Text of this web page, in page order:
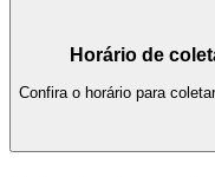
Horário de
Confira o horário para